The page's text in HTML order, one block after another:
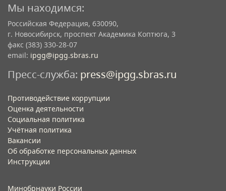
Мы находимся:
Российская Федерация, 630090,
г. Новосибирск, проспект Академика Коптюга, 3
факс (383) 330-28-07
email: ipgg@ipgg.sbras.ru
Пресс-служба: press@ipgg.sbras.ru
Противодействие коррупции
Оценка деятельности
Социальная политика
Учётная политика​
Вакансии​
Об обработке персональных данных​
Инструкции​
Минобрнауки России